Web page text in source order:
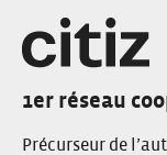
1er réseau
Précurseur de